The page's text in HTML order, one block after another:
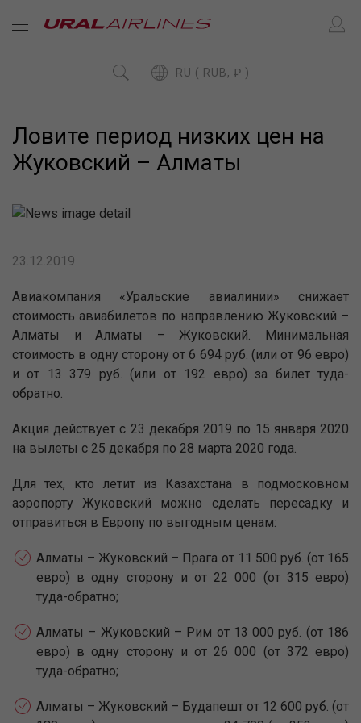
RU ( RUB, ₽ )
Ловите период низких цен на
Жуковский – Алматы
23.12.2019
Авиакомпания «Уральские авиалинии» снижает
стоимость авиабилетов по направлению Жуковский –
Алматы и Алматы – Жуковский. Минимальная
стоимость в одну сторону от 6 694 руб. (или от 96 евро)
и от 13 379 руб. (или от 192 евро) за билет туда-
обратно.
Акция действует с 23 декабря 2019 по 15 января 2020
на вылеты с 25 декабря по 28 марта 2020 года.
Для тех, кто летит из Казахстана в подмосковном
аэропорту Жуковский можно сделать пересадку и
отправиться в Европу по выгодным ценам:
Алматы – Жуковский – Прага от 11 500 руб. (от 165
евро) в одну сторону и от 22 000 (от 315 евро)
туда-обратно;
Алматы – Жуковский – Рим от 13 000 руб. (от 186
евро) в одну сторону и от 26 000 (от 372 евро)
туда-обратно;
Алматы – Жуковский – Будапешт от 12 600 руб. (от